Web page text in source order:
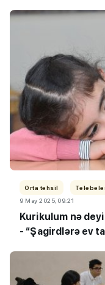
Orta təhsil
9 May 2025, 09:21
Kurikulum nə
- “Şagirdlərə ev